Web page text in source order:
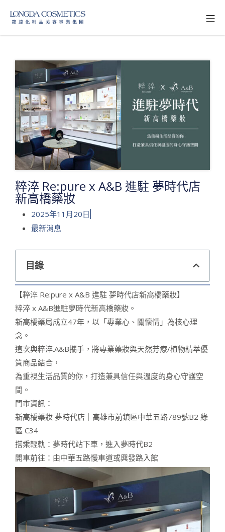
粹淬 Re:pure x A&B 進駐 夢時代店
新高橋藥妝
2025年11月20日
最新消息
目錄
【粹淬 Re:pure x A&B 進駐 夢時代店新高橋藥妝】
粹淬 x A&B進駐夢時代新高橋藥妝。
新高橋藥局成立47年，以「專業心、關懷情」為核心理
念。
這次與粹淬.A&B攜手，將專業藥妝與天然芳療/植物精萃優
質商品結合，
為重視生活品質的你，打造兼具信任與溫度的身心守護空
間。
門市資訊：
新高橋藥妝 夢時代店｜高雄市前鎮區中華五路789號B2 綠
區 C34
搭乘輕軌：夢時代站下車，進入夢時代B2
開車前往：由中華五路慢車道或興發路入館